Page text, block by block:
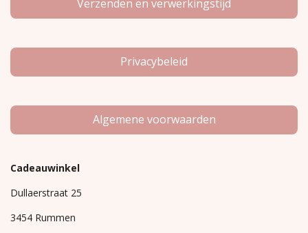
Verzenden en verwerkingstijd
Privacybeleid
Algemene voorwaarden
Cadeauwinkel
Dullaerstraat 25
3454 Rummen